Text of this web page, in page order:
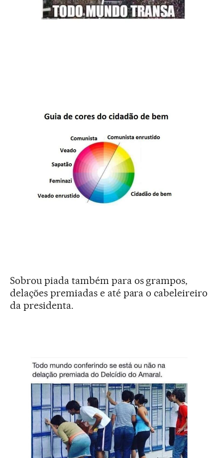
Sobrou piada também para os grampos,
delações premiadas e até para o cabeleireiro
da presidenta.